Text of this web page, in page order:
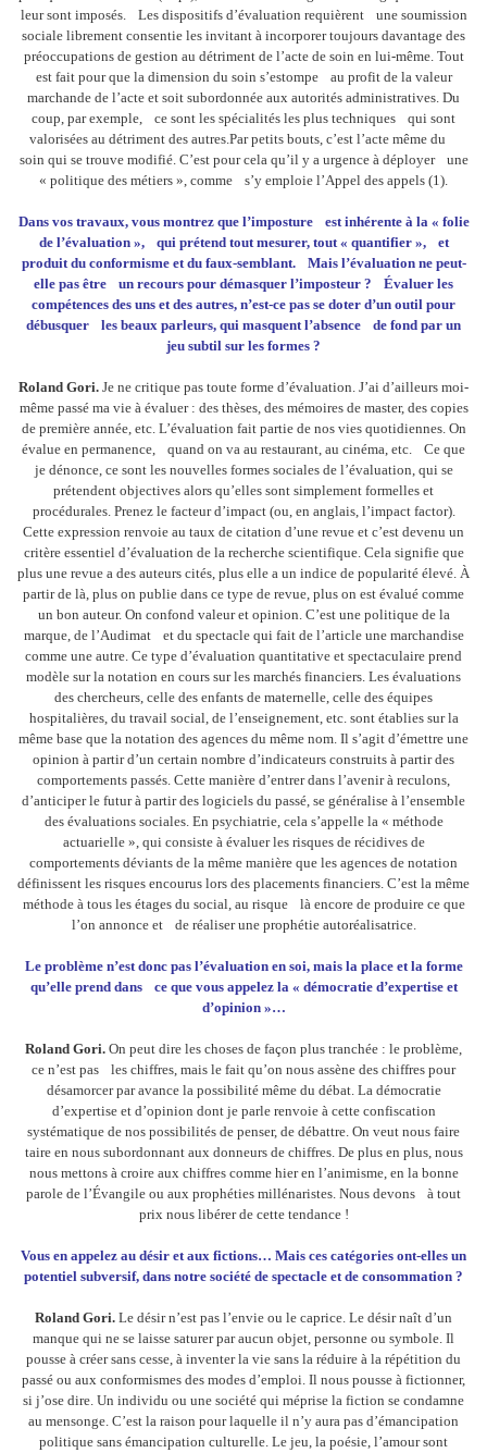
leur sont imposés. Les dispositifs d’évaluation requièrent une soumission
sociale librement consentie les invitant à incorporer toujours davantage des
préoccupations de gestion au détriment de l’acte de soin en lui-même. Tout
est fait pour que la dimension du soin s’estompe au profit de la valeur
marchande de l’acte et soit subordonnée aux autorités administratives. Du
coup, par exemple, ce sont les spécialités les plus techniques qui sont
valorisées au détriment des autres.Par petits bouts, c’est l’acte même du
soin qui se trouve modifié. C’est pour cela qu’il y a urgence à déployer une
« politique des métiers », comme s’y emploie l’Appel des appels (1).
Dans vos travaux, vous montrez que l’imposture est inhérente à la « folie
de l’évaluation », qui prétend tout mesurer, tout « quantifier », et
produit du conformisme et du faux-semblant. Mais l’évaluation ne peut-
elle pas être un recours pour démasquer l’imposteur ? Évaluer les
compétences des uns et des autres, n’est-ce pas se doter d’un outil pour
débusquer les beaux parleurs, qui masquent l’absence de fond par un
jeu subtil sur les formes ?
Roland Gori. Je ne critique pas toute forme d’évaluation. J’ai d’ailleurs moi-
même passé ma vie à évaluer : des thèses, des mémoires de master, des copies
de première année, etc. L’évaluation fait partie de nos vies quotidiennes. On
évalue en permanence, quand on va au restaurant, au cinéma, etc. Ce que
je dénonce, ce sont les nouvelles formes sociales de l’évaluation, qui se
prétendent objectives alors qu’elles sont simplement formelles et
procédurales. Prenez le facteur d’impact (ou, en anglais, l’impact factor).
Cette expression renvoie au taux de citation d’une revue et c’est devenu un
critère essentiel d’évaluation de la recherche scientifique. Cela signifie que
plus une revue a des auteurs cités, plus elle a un indice de popularité élevé. À
partir de là, plus on publie dans ce type de revue, plus on est évalué comme
un bon auteur. On confond valeur et opinion. C’est une politique de la
marque, de l’Audimat et du spectacle qui fait de l’article une marchandise
comme une autre. Ce type d’évaluation quantitative et spectaculaire prend
modèle sur la notation en cours sur les marchés financiers. Les évaluations
des chercheurs, celle des enfants de maternelle, celle des équipes
hospitalières, du travail social, de l’enseignement, etc. sont établies sur la
même base que la notation des agences du même nom. Il s’agit d’émettre une
opinion à partir d’un certain nombre d’indicateurs construits à partir des
comportements passés. Cette manière d’entrer dans l’avenir à reculons,
d’anticiper le futur à partir des logiciels du passé, se généralise à l’ensemble
des évaluations sociales. En psychiatrie, cela s’appelle la « méthode
actuarielle », qui consiste à évaluer les risques de récidives de
comportements déviants de la même manière que les agences de notation
définissent les risques encourus lors des placements financiers. C’est la même
méthode à tous les étages du social, au risque là encore de produire ce que
l’on annonce et de réaliser une prophétie autoréalisatrice.
Le problème n’est donc pas l’évaluation en soi, mais la place et la forme
qu’elle prend dans ce que vous appelez la « démocratie d’expertise et
d’opinion »…
Roland Gori. On peut dire les choses de façon plus tranchée : le problème,
ce n’est pas les chiffres, mais le fait qu’on nous assène des chiffres pour
désamorcer par avance la possibilité même du débat. La démocratie
d’expertise et d’opinion dont je parle renvoie à cette confiscation
systématique de nos possibilités de penser, de débattre. On veut nous faire
taire en nous subordonnant aux donneurs de chiffres. De plus en plus, nous
nous mettons à croire aux chiffres comme hier en l’animisme, en la bonne
parole de l’Évangile ou aux prophéties millénaristes. Nous devons à tout
prix nous libérer de cette tendance !
Vous en appelez au désir et aux fictions… Mais ces catégories ont-elles un
potentiel subversif, dans notre société de spectacle et de consommation ?
Roland Gori. Le désir n’est pas l’envie ou le caprice. Le désir naît d’un
manque qui ne se laisse saturer par aucun objet, personne ou symbole. Il
pousse à créer sans cesse, à inventer la vie sans la réduire à la répétition du
passé ou aux conformismes des modes d’emploi. Il nous pousse à fictionner,
si j’ose dire. Un individu ou une société qui méprise la fiction se condamne
au mensonge. C’est la raison pour laquelle il n’y aura pas d’émancipation
politique sans émancipation culturelle. Le jeu, la poésie, l’amour sont